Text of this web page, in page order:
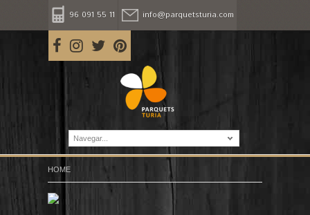
96 091 55 11 info@parquetsturia.com
Navegar...
HOME